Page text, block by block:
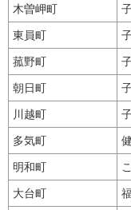
木曽岬町
東員町
菰野町
朝日町
川越町
多気町
明和町
大台町